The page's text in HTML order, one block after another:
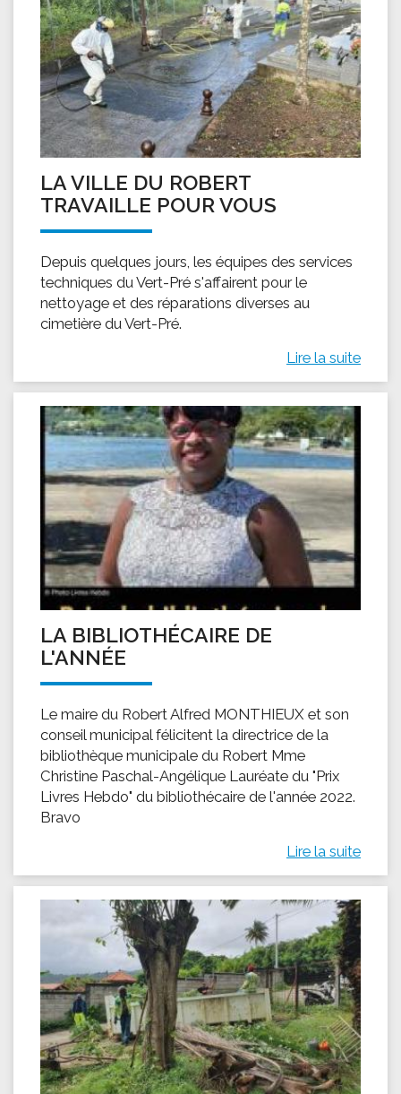
LA VILLE DU ROBERT
TRAVAILLE POUR VOUS
Depuis quelques jours, les équipes des services
techniques du Vert-Pré s'affairent pour le
nettoyage et des réparations diverses au
cimetière du Vert-Pré.
Lire la suite
LA BIBLIOTHÉCAIRE DE
L'ANNÉE
Le maire du Robert Alfred MONTHIEUX et son
conseil municipal félicitent la directrice de la
bibliothèque municipale du Robert Mme
Christine Paschal-Angélique Lauréate du "Prix
Livres Hebdo" du bibliothécaire de l'année 2022.
Bravo
Lire la suite